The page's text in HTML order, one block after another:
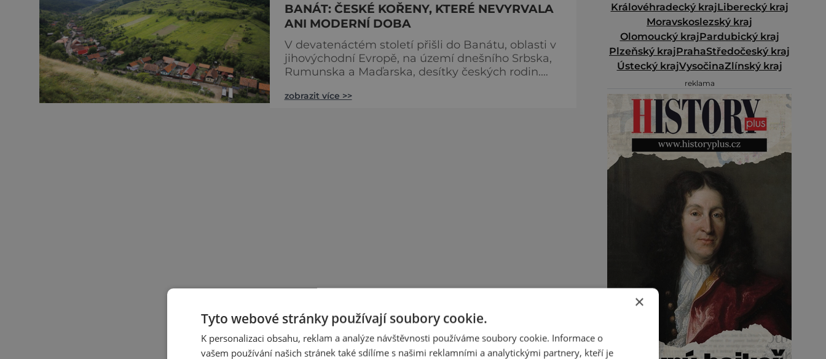
BANÁT: ČESKÉ KOŘENY, KTERÉ NEVYRVALA
ANI MODERNÍ DOBA
V devatenáctém století přišli do Banátu, oblasti v
jihovýchodní Evropě, na území dnešního Srbska,
Rumunska a Maďarska, desítky českých rodin.
češtinu a poznáte tradice, které se již v Česku
zobrazit více >>
Královéhradecký krajLiberecký kraj
Moravskoslezský kraj
Olomoucký krajPardubický kraj
Plzeňský krajPrahaStředočeský kraj
Ústecký krajVysočinaZlínský kraj
reklama
×
Tyto webové stránky používají soubory cookie.
K personalizaci obsahu, reklam a analýze návštěvnosti používáme soubory cookie. Informace o
vašem používání našich stránek také sdílíme s našimi reklamními a analytickými partnery, kteří je